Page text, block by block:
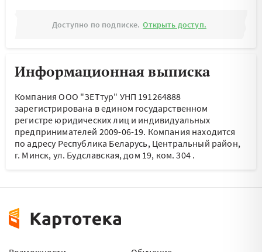
Доступно по подписке. Открыть доступ.
Информационная выписка
Компания ООО "ЗЕТтур" УНП 191264888
зарегистрирована в едином государственном
регистре юридических лиц и индивидуальных
предпринимателей 2009-06-19. Компания находится
по адресу Республика Беларусь, Центральный район,
г. Минск, ул. Будславская, дом 19, ком. 304.